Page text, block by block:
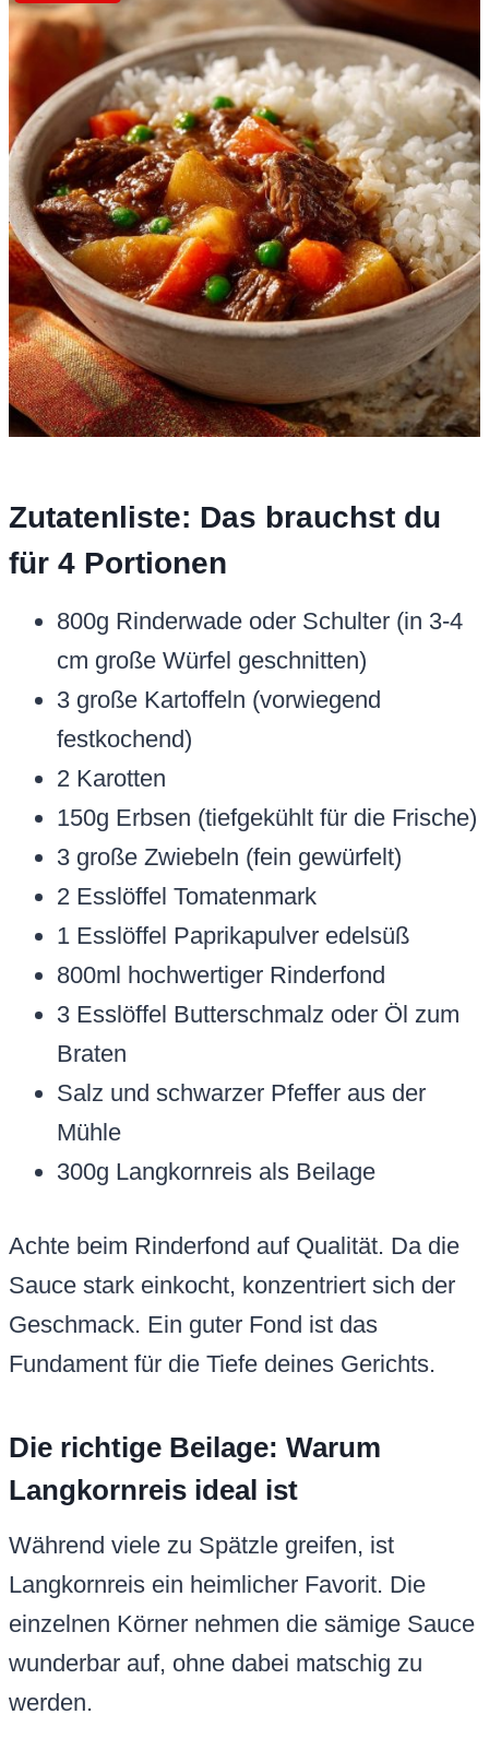
Zutatenliste: Das brauchst du
für 4 Portionen
800g Rinderwade oder Schulter (in 3-4
cm große Würfel geschnitten)
3 große Kartoffeln (vorwiegend
festkochend)
2 Karotten
150g Erbsen (tiefgekühlt für die Frische)
3 große Zwiebeln (fein gewürfelt)
2 Esslöffel Tomatenmark
1 Esslöffel Paprikapulver edelsüß
800ml hochwertiger Rinderfond
3 Esslöffel Butterschmalz oder Öl zum
Braten
Salz und schwarzer Pfeffer aus der
Mühle
300g Langkornreis als Beilage
Achte beim Rinderfond auf Qualität. Da die
Sauce stark einkocht, konzentriert sich der
Geschmack. Ein guter Fond ist das
Fundament für die Tiefe deines Gerichts.
Die richtige Beilage: Warum
Langkornreis ideal ist
Während viele zu Spätzle greifen, ist
Langkornreis ein heimlicher Favorit. Die
einzelnen Körner nehmen die sämige Sauce
wunderbar auf, ohne dabei matschig zu
werden.